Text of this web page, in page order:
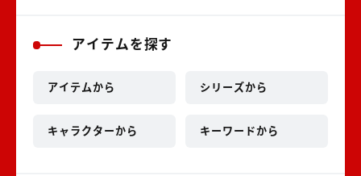
アイテムを探す
アイテムから シリーズから
キャラクターから キーワードから